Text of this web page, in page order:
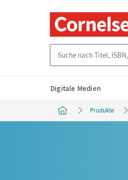
Digitale Medien
Produkte